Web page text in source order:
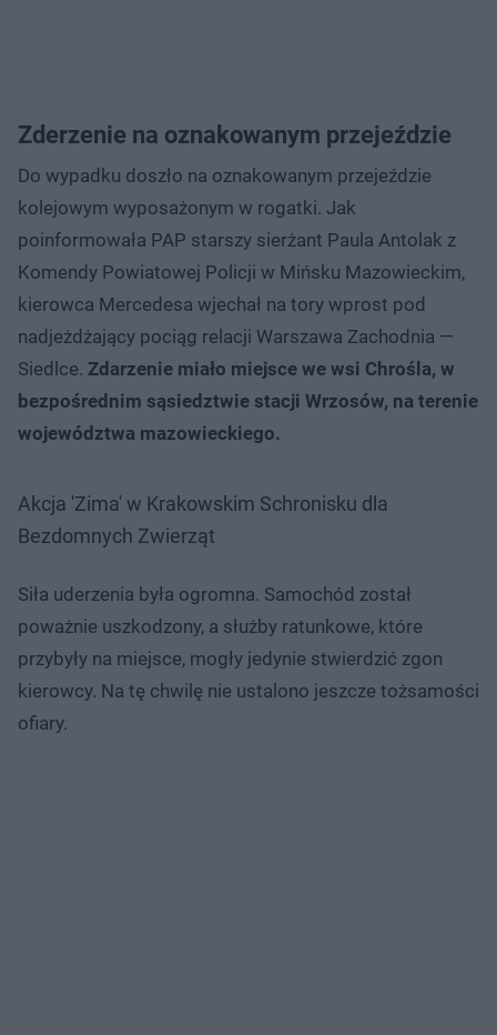
Zderzenie na oznakowanym przejeździe
Do wypadku doszło na oznakowanym przejeździe
kolejowym wyposażonym w rogatki. Jak
poinformowała PAP starszy sierżant Paula Antolak z
Komendy Powiatowej Policji w Mińsku Mazowieckim,
kierowca Mercedesa wjechał na tory wprost pod
nadjeżdżający pociąg relacji Warszawa Zachodnia —
Siedlce. Zdarzenie miało miejsce we wsi Chrośla, w
bezpośrednim sąsiedztwie stacji Wrzosów, na terenie
województwa mazowieckiego.
Akcja 'Zima' w Krakowskim Schronisku dla
Bezdomnych Zwierząt
Siła uderzenia była ogromna. Samochód został
poważnie uszkodzony, a służby ratunkowe, które
przybyły na miejsce, mogły jedynie stwierdzić zgon
kierowcy. Na tę chwilę nie ustalono jeszcze tożsamości
ofiary.